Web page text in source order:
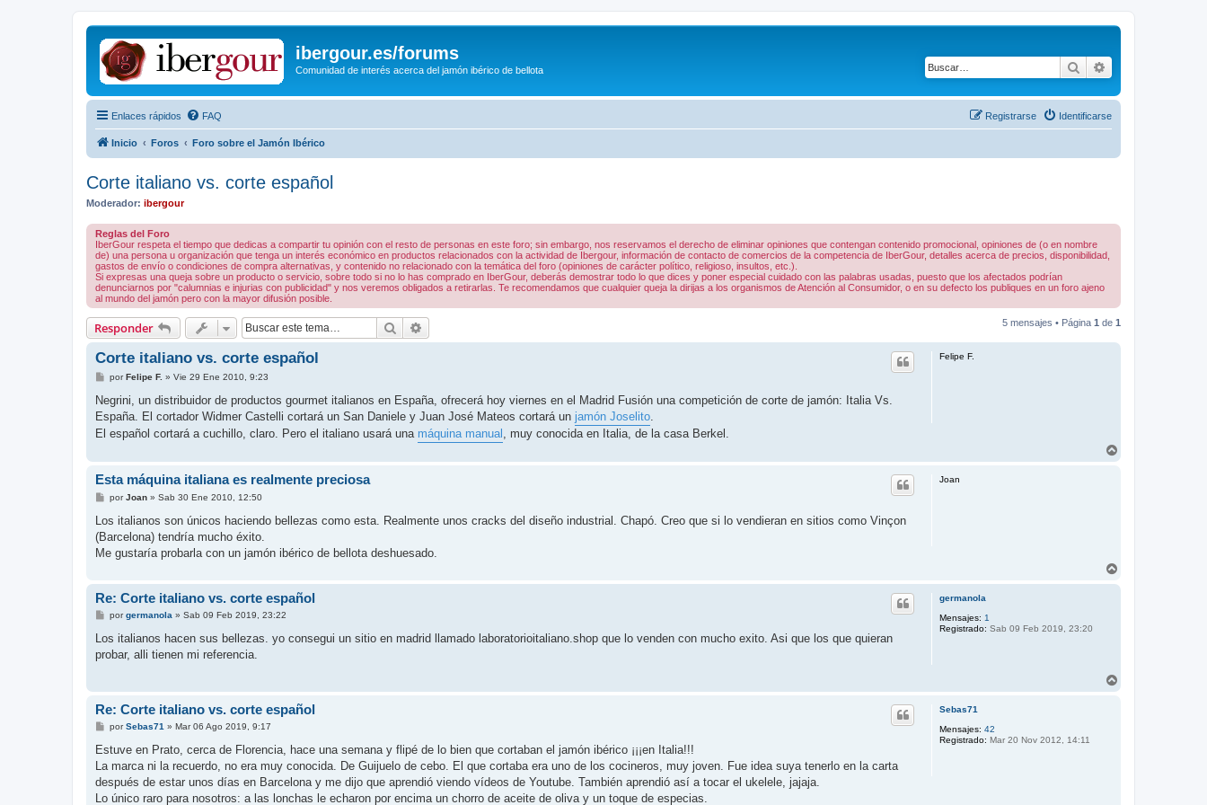
ibergour.es/forums
Comunidad de interés acerca del jamón ibérico de bellota Buscar
Enlaces rápidos FAQ Identificarse
Registrarse
Inicio Foros Foro sobre el Jamón Ibérico
Corte italiano vs. corte español
Moderador: ibergour
Reglas del Foro
IberGour respeta el tiempo que dedicas a compartir tu opinión con el resto de personas en este foro; sin embargo, nos reservamos el derecho de eliminar opiniones que contengan contenido promocional, opiniones de (o en nombre
de) una persona u organización que tenga un interés económico en productos relacionados con la actividad de Ibergour, información de contacto de comercios de la competencia de IberGour, detalles acerca de precios, disponibilidad,
gastos de envío o condiciones de compra alternativas, y contenido no relacionado con la temática del foro (opiniones de carácter político, religioso, insultos, etc.).
Si expresas una queja sobre un producto o servicio, sobre todo si no lo has comprado en IberGour, deberás demostrar todo lo que dices y poner especial cuidado con las palabras usadas, puesto que los afectados podrían
denunciarnos por "calumnias e injurias con publicidad" y nos veremos obligados a retirarlas. Te recomendamos que cualquier queja la dirijas a los organismos de Atención al Consumidor, o en su defecto los publiques en un foro ajeno
al mundo del jamón pero con la mayor difusión posible.
Responder Buscar 5 mensajes • Página 1 de 1
Felipe F.
Corte italiano vs. corte español
M
n
a
e
porFelipe F. » Vie 29 Ene 2010, 9:23
Negrini, un distribuidor de productos gourmet italianos en España, ofrecerá hoy viernes en el Madrid Fusión una competición de corte de jamón: Italia Vs.
España. El cortador Widmer Castelli cortará un San Daniele y Juan José Mateos cortará un jamón Joselito.
El español cortará a cuchillo, claro. Pero el italiano usará una máquina manual , muy conocida en Italia, de la casa Berkel.
Joan
Esta máquina italiana es realmente preciosa
M
n
a
j
porJoan» Sab 30 Ene 2010, 12:50
Los italianos son únicos haciendo bellezas como esta. Realmente unos cracks del diseño industrial. Chapó. Creo que si lo vendieran en sitios como Vinçon
(Barcelona) tendría mucho éxito.
Me gustaría probarla con un jamón ibérico de bellota deshuesado.
germanola
Mensajes: 1
Registrado: Sab 09 Feb 2019, 23:20
Re: Corte italiano vs. corte español
M
n
a
porgermanola » Sab 09 Feb 2019, 23:22
Los italianos hacen sus bellezas. yo consegui un sitio en madrid llamado laboratorioitaliano.shop que lo venden con mucho exito. Asi que los que quieran
probar, alli tienen mi referencia.
Sebas71
Mensajes: 42
Registrado: Mar 20 Nov 2012, 14:11
Re: Corte italiano vs. corte español
M
n
a
j
porSebas71 » Mar 06 Ago 2019, 9:17
Estuve en Prato, cerca de Florencia, hace una semana y flipé de lo bien que cortaban el jamón ibérico ¡¡¡en Italia!!!
La marca ni la recuerdo, no era muy conocida. De Guijuelo de cebo. El que cortaba era uno de los cocineros, muy joven. Fue idea suya tenerlo en la carta
después de estar unos días en Barcelona y me dijo que aprendió viendo vídeos de Youtube. También aprendió así a tocar el ukelele, jajaja.
Lo único raro para nosotros: a las lonchas le echaron por encima un chorro de aceite de oliva y un toque de especias.